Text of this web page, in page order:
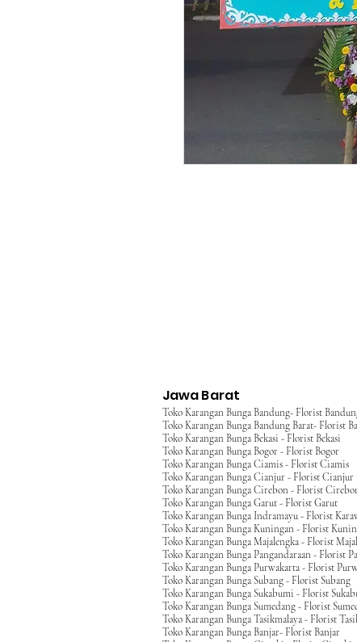
Jawa Barat
Toko Karangan Bunga Bandung- Florist
Toko Karangan Bunga Bandung Barat- Florist
Toko Karangan Bunga Bekasi - Florist Bekasi
Toko Karangan Bunga Bogor - Florist Bogor
Toko Karangan Bunga Ciamis - Florist Ciamis
Toko Karangan Bunga Cianjur - Florist Cianjur
Toko Karangan Bunga Cirebon - Florist
Toko Karangan Bunga Garut - Florist Garut
Toko Karangan Bunga Indramayu - Florist
Toko Karangan Bunga Kuningan - Florist
Toko Karangan Bunga Majalengka - Florist
Toko Karangan Bunga Pangandaraan - Florist
Toko Karangan Bunga Purwakarta - Florist
Toko Karangan Bunga Subang - Florist Subang
Toko Karangan Bunga Sukabumi - Florist
Toko Karangan Bunga Sumedang - Florist
Toko Karangan Bunga Tasikmalaya - Florist
Toko Karangan Bunga Banjar- Florist Banjar